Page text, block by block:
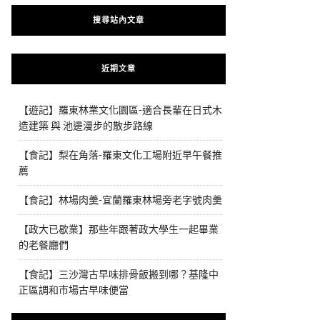
搜尋站內文章
近期文章
【遊記】羅東林業文化園區-適合長輩在日式木
造建築 與 池邊漫步的散步路線
【食記】梨在角落-羅東文化工場附近早午餐推
薦
【食記】林場肉羹-宜蘭羅東林場旁老字號肉羹
【政大已歇業】那些年跟著政大學生一起畢業
的老餐廳們
【食記】三沙灣古早味排骨飯搬到哪？基隆中
正區調和市場古早味便當